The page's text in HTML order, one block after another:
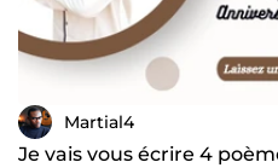
Martial4
Je vais vous écrire 4